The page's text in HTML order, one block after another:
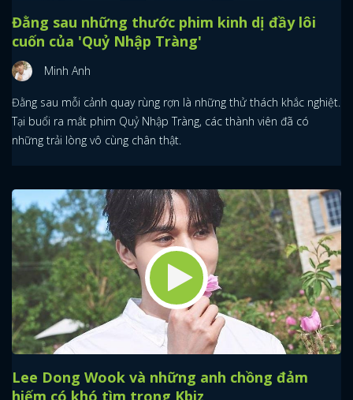
Đằng sau những thước phim kinh dị đầy lôi
cuốn của 'Quỷ Nhập Tràng'
Minh Anh
Đằng sau mỗi cảnh quay rùng rợn là những thử thách khắc nghiệt.
Tại buổi ra mắt phim Quỷ Nhập Tràng, các thành viên đã có
những trải lòng vô cùng chân thật.
Lee Dong Wook và những anh chồng đảm
hiếm có khó tìm trong Kbiz